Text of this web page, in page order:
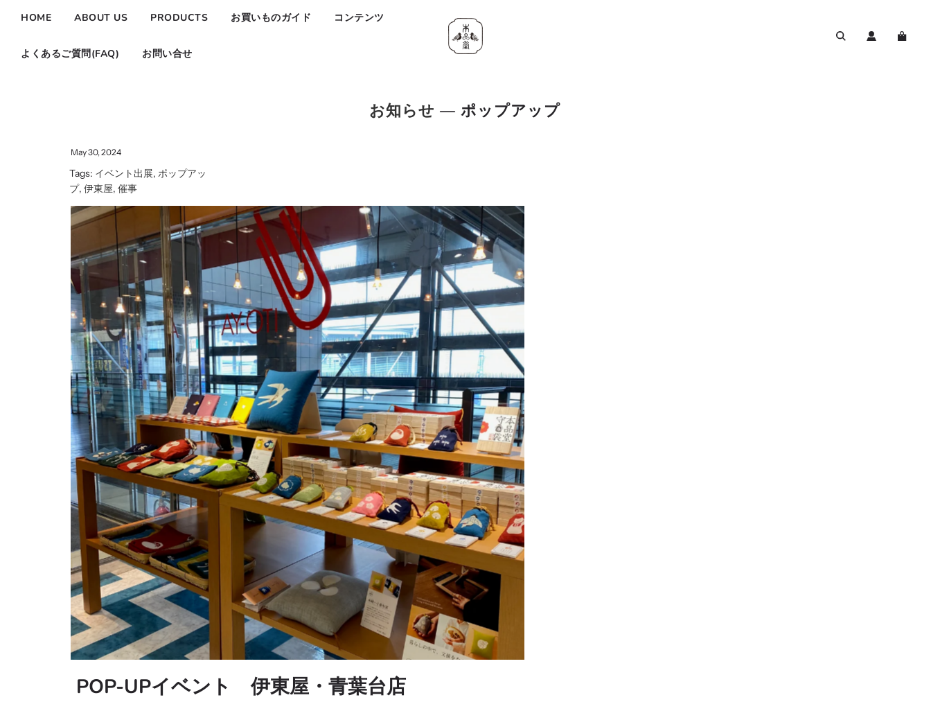
HOME ABOUT US PRODUCTS お買いものガイド コンテンツ
よくあるご質問(FAQ) お問い合せ
お知らせ — ポップアップ
May 30, 2024
Tags: イベント出展, ポップアッ
プ, 伊東屋, 催事
POP-UPイベント 伊東屋・青葉台店